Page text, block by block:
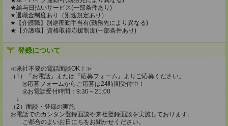
★給与日払いサービス(一部条件あり)
★退職金制度あり（別途規定あり）
★【介護職】別途夜勤手当有(勤務先により異なる)
★【介護職】資格取得応援制度(一部条件あり)
登録について
≪来社不要の電話面談OK！≫
（1）『お電話』または『応募フォーム』よりご応募ください。
◎応募フォームからご応募は24時間受付中！
◎お電話受付時間：9:30～21:00
↓
（2）面談・登録の実施
お電話でのカンタン登録面談や来社登録面談を実施しております。
ご都合のよいお日にちをお聞かせください。